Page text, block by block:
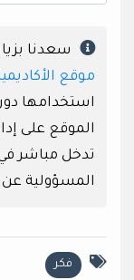
سعدنا
موقع
استخدامها
الموقع على
تدخل مباشر
المسؤولية
فكر